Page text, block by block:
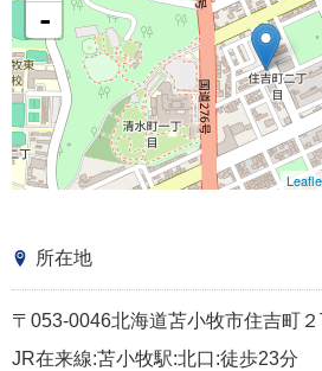
-
所在地
〒053-0046北海道苫小牧市住吉町２
JR在来線:苫小牧駅:北口:徒歩23分